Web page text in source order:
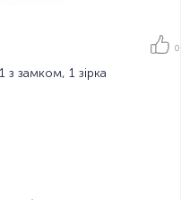
0
замком, 1 зірка